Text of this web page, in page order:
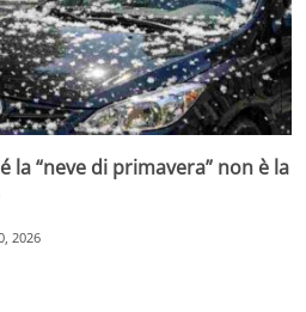
la “neve di primavera” non è la
2026